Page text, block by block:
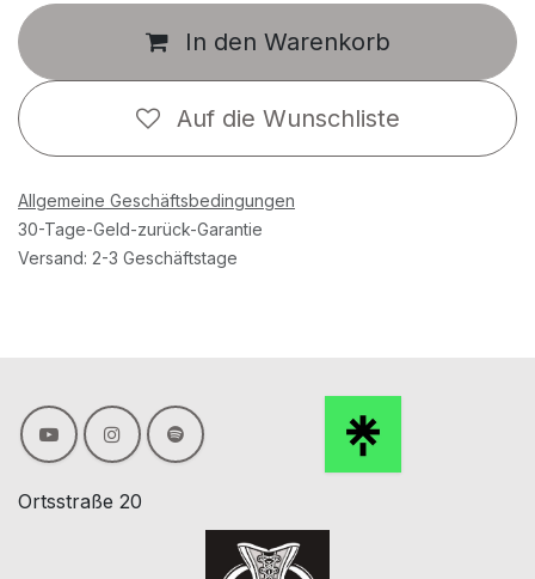
In den Warenkorb
Auf die Wunschliste
Allgemeine Geschäftsbedingungen
30-Tage-Geld-zurück-Garantie
Versand: 2-3 Geschäftstage
Ortsstraße 20